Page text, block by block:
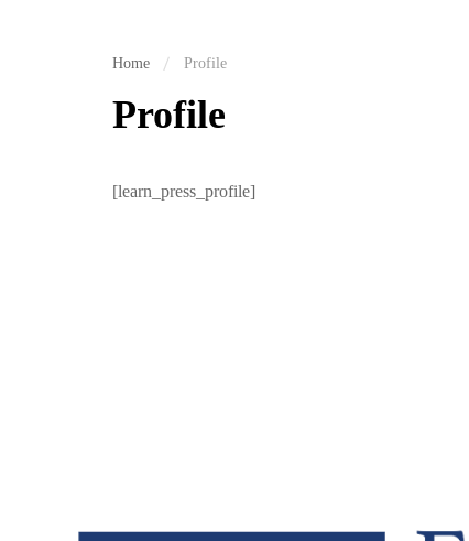
Home Profile
Profile
[learn_press_profile]